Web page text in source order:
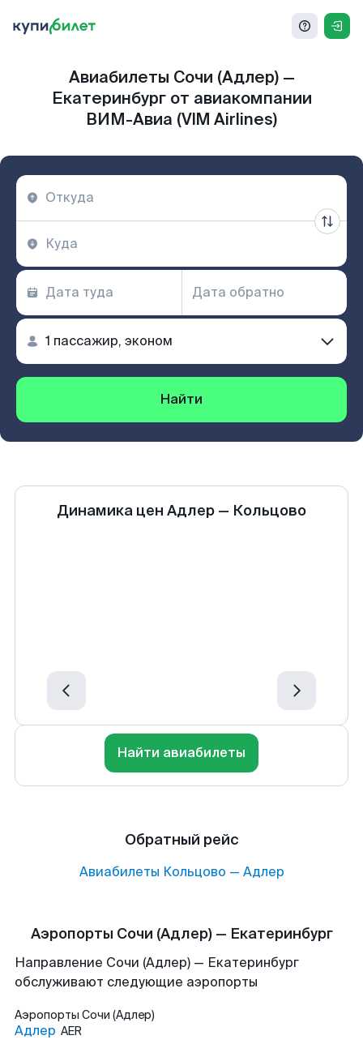
Авиабилеты Сочи (Адлер) —
Екатеринбург от авиакомпании
ВИМ-Авиа (VIM Airlines)
Найти
Динамика цен Адлер — Кольцово
Найти авиабилеты
Обратный рейс
Авиабилеты Кольцово — Адлер
Аэропорты Сочи (Адлер) — Екатеринбург
Направление Сочи (Адлер) — Екатеринбург
обслуживают следующие аэропорты
Аэропорты Сочи (Адлер)
Адлер AER